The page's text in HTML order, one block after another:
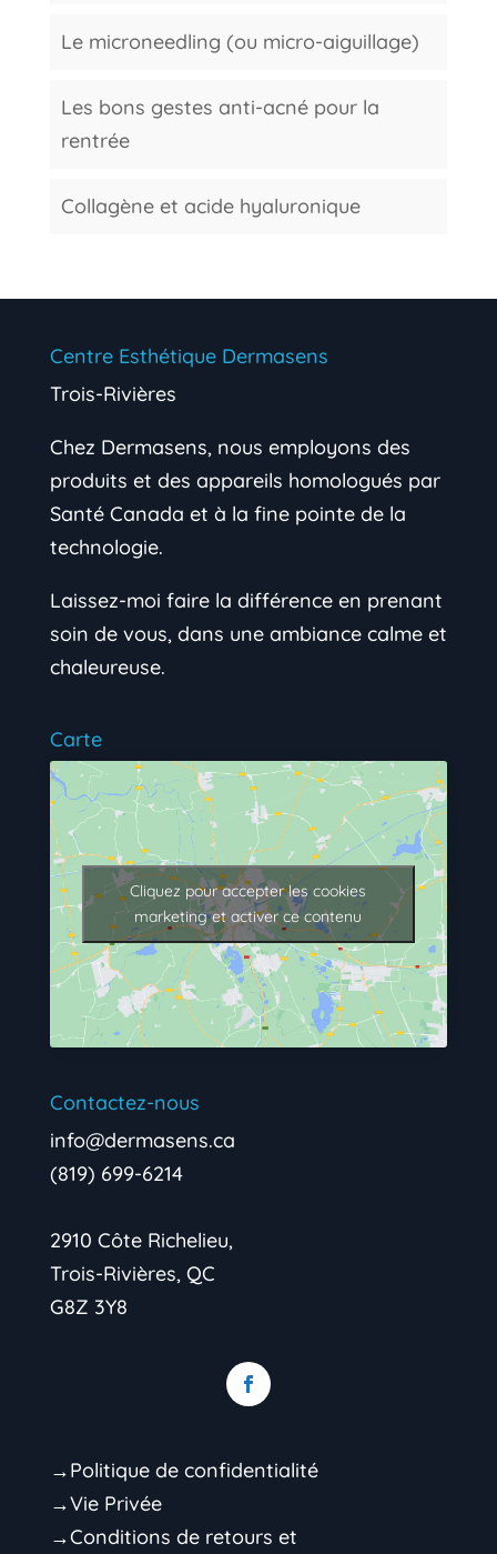
Le microneedling (ou micro-aiguillage)
Les bons gestes anti-acné pour la
rentrée
Collagène et acide hyaluronique
Centre Esthétique Dermasens
Trois-Rivières
Chez Dermasens, nous employons des
produits et des appareils homologués par
Santé Canada et à la fine pointe de la
technologie.
Laissez-moi faire la différence en prenant
soin de vous, dans une ambiance calme et
chaleureuse.
Carte
Cliquez pour accepter les cookies
marketing et activer ce contenu
Contactez-nous
info@dermasens.ca
(819) 699-6214
2910 Côte Richelieu,
Trois-Rivières, QC
G8Z 3Y8
→Politique de confidentialité
→Vie Privée
→Conditions de retours et